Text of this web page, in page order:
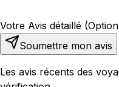
Votre Avis détaillé
Soumettre mon avis
Les avis récents des